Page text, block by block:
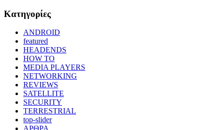
Kατηγορίες
ANDROID
featured
HEADENDS
HOW TO
MEDIA PLAYERS
NETWORKING
REVIEWS
SATELLITE
SECURITY
TERRESTRIAL
top-slider